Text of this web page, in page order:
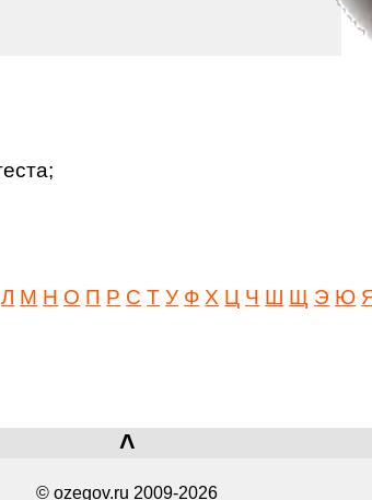
Л М Н О П Р С Т У Ф Х Ц Ч Ш Щ Э Ю
˄
© ozegov.ru 2009-2026